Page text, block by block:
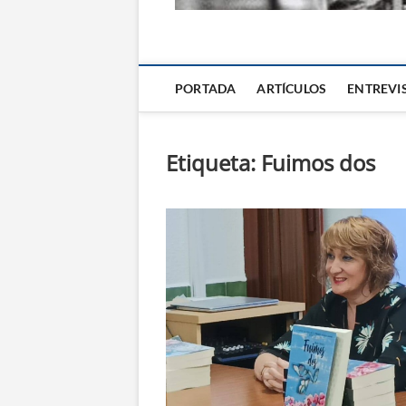
PORTADA ARTÍCULOS
Etiqueta: Fuimos dos